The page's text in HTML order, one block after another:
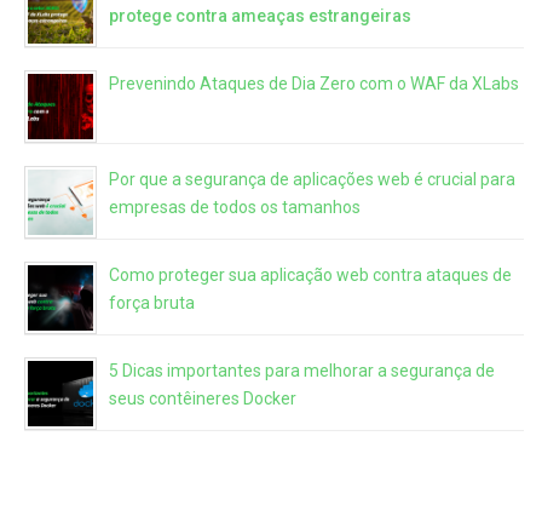
protege contra ameaças estrangeiras
Prevenindo Ataques de Dia Zero com o WAF da XLabs
Por que a segurança de aplicações web é crucial para
empresas de todos os tamanhos
Como proteger sua aplicação web contra ataques de
força bruta
5 Dicas importantes para melhorar a segurança de
seus contêineres Docker